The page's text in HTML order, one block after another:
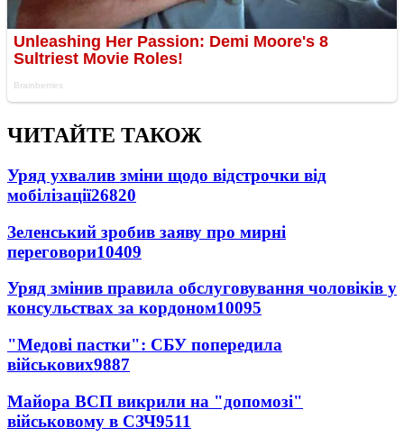
ЧИТАЙТЕ ТАКОЖ
Уряд ухвалив зміни щодо відстрочки від
мобілізації26820
Зеленський зробив заяву про мирні
переговори10409
Уряд змінив правила обслуговування чоловіків у
консульствах за кордоном10095
"Медові пастки": СБУ попередила
військових9887
Майора ВСП викрили на "допомозі"
військовому в СЗЧ9511